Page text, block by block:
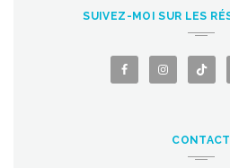
SUIVEZ-MOI SUR LES
CONTACT